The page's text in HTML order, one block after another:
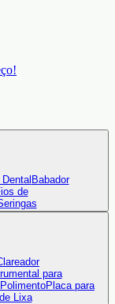
Babador
de
para
Placa para
Lixa